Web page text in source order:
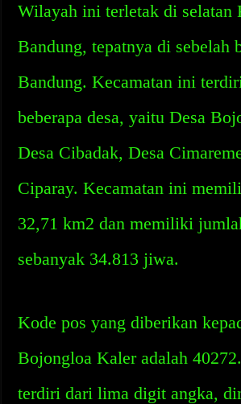
Wilayah ini terletak di selatan
Bandung, tepatnya di sebelah
Bandung. Kecamatan ini
beberapa desa, yaitu Desa
Desa Cibadak, Desa
Ciparay. Kecamatan ini
32,71 km2 dan memiliki
sebanyak 34.813 jiwa.
Kode pos yang diberikan
Bojongloa Kaler adalah
terdiri dari lima digit angka,